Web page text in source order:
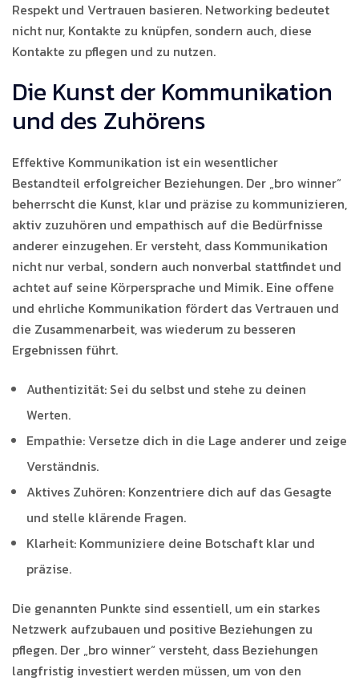
Respekt und Vertrauen basieren. Networking bedeutet
nicht nur, Kontakte zu knüpfen, sondern auch, diese
Kontakte zu pflegen und zu nutzen.
Die Kunst der Kommunikation
und des Zuhörens
Effektive Kommunikation ist ein wesentlicher
Bestandteil erfolgreicher Beziehungen. Der „bro winner“
beherrscht die Kunst, klar und präzise zu kommunizieren,
aktiv zuzuhören und empathisch auf die Bedürfnisse
anderer einzugehen. Er versteht, dass Kommunikation
nicht nur verbal, sondern auch nonverbal stattfindet und
achtet auf seine Körpersprache und Mimik. Eine offene
und ehrliche Kommunikation fördert das Vertrauen und
die Zusammenarbeit, was wiederum zu besseren
Ergebnissen führt.
Authentizität: Sei du selbst und stehe zu deinen
Werten.
Empathie: Versetze dich in die Lage anderer und zeige
Verständnis.
Aktives Zuhören: Konzentriere dich auf das Gesagte
und stelle klärende Fragen.
Klarheit: Kommuniziere deine Botschaft klar und
präzise.
Die genannten Punkte sind essentiell, um ein starkes
Netzwerk aufzubauen und positive Beziehungen zu
pflegen. Der „bro winner“ versteht, dass Beziehungen
langfristig investiert werden müssen, um von den